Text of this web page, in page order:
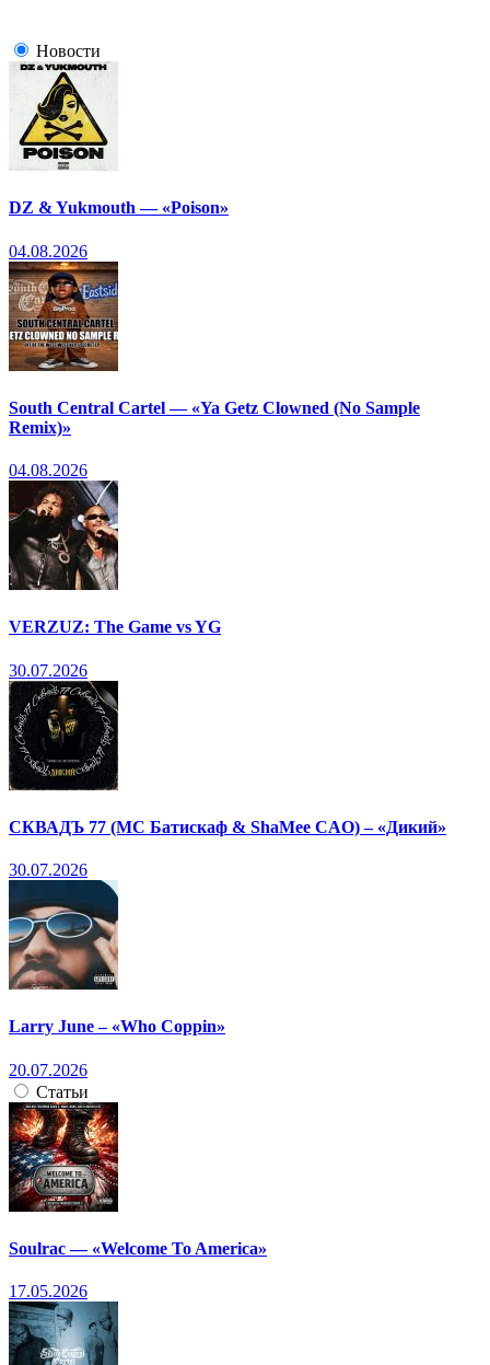
Новости
DZ & Yukmouth — «Poison»
04.08.2026
South Central Cartel — «Ya Getz Clowned (No Sample
Remix)»
04.08.2026
VERZUZ: The Game vs YG
30.07.2026
СКВАДЪ 77 (МС Батискаф & ShaMee CAO) – «Дикий»
30.07.2026
Larry June – «Who Coppin»
20.07.2026
Статьи
Soulrac — «Welcome To America»
17.05.2026